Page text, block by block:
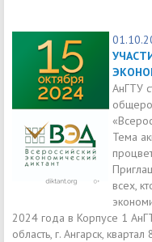
АнГТУ
Тема
всех,
2024 года в Корпусе 1
область, г. Ангарск, квартал